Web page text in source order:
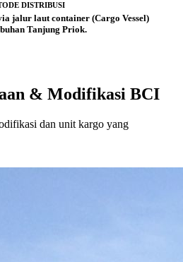
DISTRIBUSI
jalur laut container (Cargo Vessel)
Tanjung Priok.
& Modifikasi BCI
dan unit kargo yang